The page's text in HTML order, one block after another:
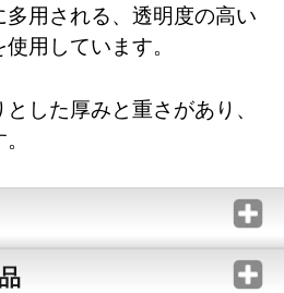
用される、透明度の高い
用しています。
した厚みと重さがあり、